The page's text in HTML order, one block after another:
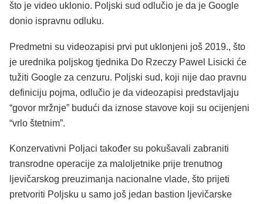
što je video uklonio. Poljski sud odlučio je da je Google
donio ispravnu odluku.
Predmetni su videozapisi prvi put uklonjeni još 2019., što
je urednika poljskog tjednika Do Rzeczy Pawel Lisicki će
tužiti Google za cenzuru. Poljski sud, koji nije dao pravnu
definiciju pojma, odlučio je da videozapisi predstavljaju
“govor mržnje” budući da iznose stavove koji su ocijenjeni
“vrlo štetnim”.
Konzervativni Poljaci također su pokušavali zabraniti
transrodne operacije za maloljetnike prije trenutnog
ljevičarskog preuzimanja nacionalne vlade, što prijeti
pretvoriti Poljsku u samo još jedan bastion ljevičarske